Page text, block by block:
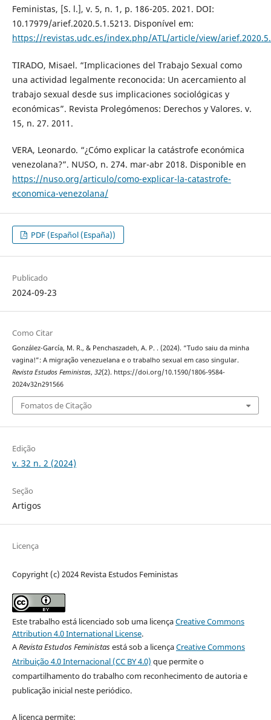
Feministas, [S. l.], v. 5, n. 1, p. 186-205. 2021. DOI:
10.17979/arief.2020.5.1.5213. Disponível em:
https://revistas.udc.es/index.php/ATL/article/view/
TIRADO, Misael. “Implicaciones del Trabajo Sexual como
una actividad legalmente reconocida: Un acercamiento al
trabajo sexual desde sus implicaciones sociológicas y
económicas”. Revista Prolegómenos: Derechos y Valores. v.
15, n. 27. 2011.
VERA, Leonardo. “¿Cómo explicar la catástrofe económica
venezolana?”. NUSO, n. 274. mar-abr 2018. Disponible en
https://nuso.org/articulo/como-explicar-la-catastrofe-
economica-venezolana/
PDF (Español (España))
Publicado
2024-09-23
Como Citar
González-García, M. R., & Penchaszadeh, A. P. . (2024). “Tudo saiu da minha
vagina!”: A migração venezuelana e o trabalho sexual em caso singular.
Revista Estudos Feministas, 32(2). https://doi.org/10.1590/1806-9584-
2024v32n291566
Fomatos de Citação
Edição
v. 32 n. 2 (2024)
Seção
Artigos
Licença
Copyright (c) 2024 Revista Estudos Feministas
Este trabalho está licenciado sob uma licençaCreative Commons
Attribution 4.0 International License.
ARevista Estudos Feministasestá sob a licençaCreative Commons
Atribuição 4.0 Internacional (CC BY 4.0) que permite o
compartilhamento do trabalho com reconhecimento de autoria e
publicação inicial neste periódico.
A licença permite: